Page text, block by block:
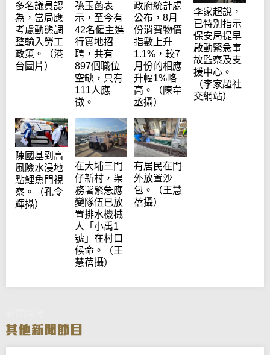
多名議員認
為，當局應
考慮動態調
整輸入勞工
政策。（港
台圖片）
孫玉菡表
示，至今有
42名僱主進
行實地招
聘，共有
897個職位
空缺，只有
111人應
徵。
政府統計處
公布，8月
份消費物價
指數上升
1.1%，較7
月份的相應
升幅1%略
高。（陳韋
丞攝）
李家超說，
已特別指示
保安局提早
啟動緊急事
故監察及支
援中心。
（李家超社
交網站）
陳國基到高
風險水浸地
點鯉魚門視
察。（孔令
輝攝）
在大埔三門
仔新村，渠
務署緊急應
變隊伍已放
置排水機械
人「小禹1
號」在村口
候命。（王
慧蓓攝）
有居民在門
外放置沙
包。（王慧
蓓攝）